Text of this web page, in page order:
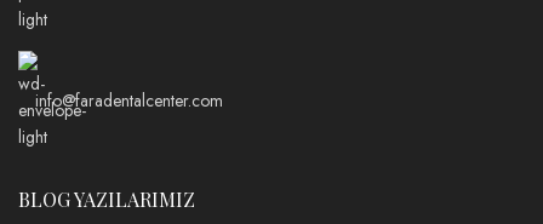
info@faradentalcenter.com
BLOG YAZILARIMIZ